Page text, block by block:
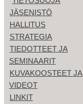
JÄSENISTÖ
HALLITUS
STRATEGIA
TIEDOTTEET JA
SEMINAARIT
KUVAKOOSTEET JA
VIDEOT
LINKIT